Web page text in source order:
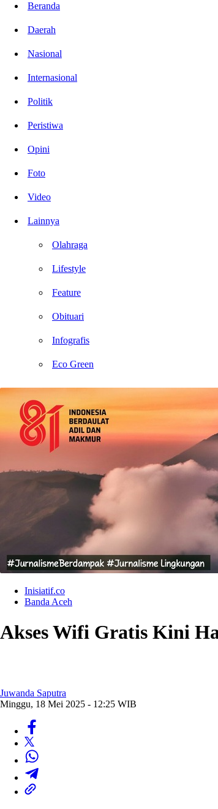
Beranda
Daerah
Nasional
Internasional
Politik
Peristiwa
Opini
Foto
Video
Lainnya
Olahraga
Lifestyle
Feature
Obituari
Infografis
Eco Green
Inisiatif.co
Banda Aceh
Akses Wifi Gratis Kini
Juwanda Saputra
Minggu, 18 Mei 2025 - 12:25 WIB